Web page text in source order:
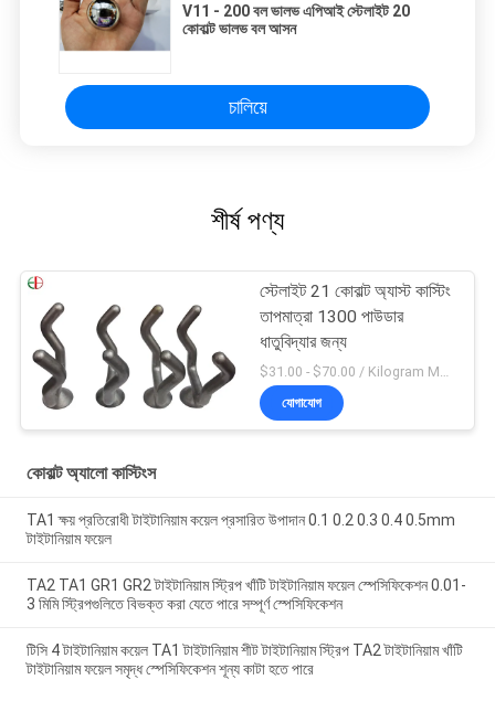
V11 - 200 বল ভালভ এপিআই স্টেলাইট 20
কোবাল্ট ভালভ বল আসন
চালিয়ে
শীর্ষ পণ্য
স্টেলাইট 21 কোবাল্ট অ্যাস্ট কাস্টিং
তাপমাত্রা 1300 পাউডার
ধাতুবিদ্যার জন্য
$31.00 - $70.00 / Kilogram MOQ:5 টুকরা / টুকরা
যোগাযোগ
কোবাল্ট অ্যালো কাস্টিংস
TA1 ক্ষয় প্রতিরোধী টাইটানিয়াম কয়েল প্রসারিত উপাদান 0.1 0.2 0.3 0.4 0.5mm
টাইটানিয়াম ফয়েল
TA2 TA1 GR1 GR2 টাইটানিয়াম স্ট্রিপ খাঁটি টাইটানিয়াম ফয়েল স্পেসিফিকেশন 0.01-
3 মিমি স্ট্রিপগুলিতে বিভক্ত করা যেতে পারে সম্পূর্ণ স্পেসিফিকেশন
টিসি 4 টাইটানিয়াম কয়েল TA1 টাইটানিয়াম শীট টাইটানিয়াম স্ট্রিপ TA2 টাইটানিয়াম খাঁটি
টাইটানিয়াম ফয়েল সমৃদ্ধ স্পেসিফিকেশন শূন্য কাটা হতে পারে